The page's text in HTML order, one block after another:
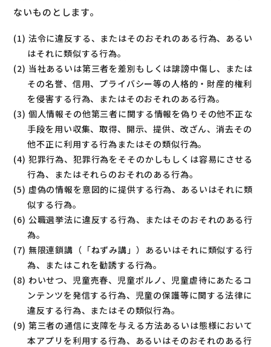
ないものとします。
(1) 法令に違反する、またはそのおそれのある行為、あるい
はそれに類似する行為。
(2) 当社あるいは第三者を差別もしくは誹謗中傷し、または
その名誉、信用、プライバシー等の人格的・財産的権利
を侵害する行為、またはそのおそれのある行為。
(3) 個人情報その他第三者に関する情報を偽りその他不正な
手段を用い収集、取得、開示、提供、改ざん、消去その
他不正に利用する行為またはその類似行為。
(4) 犯罪行為、犯罪行為をそそのかしもしくは容易にさせる
行為、またはそれらのおそれのある行為。
(5) 虚偽の情報を意図的に提供する行為、あるいはそれに類
似する行為。
(6) 公職選挙法に違反する行為、またはそのおそれのある行
為。
(7) 無限連鎖講（「ねずみ講」）あるいはそれに類似する行
為、またはこれを勧誘する行為。
(8) わいせつ、児童売春、児童ポルノ、児童虐待にあたるコ
ンテンツを発信する行為、児童の保護等に関する法律に
違反する行為、またはその類似行為。
(9) 第三者の通信に支障を与える方法あるいは態様において
本アプリを利用する行為、あるいはそのおそれのある行